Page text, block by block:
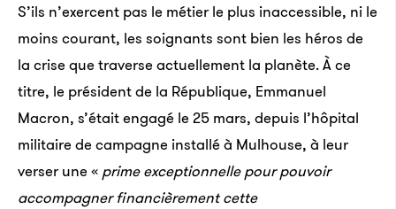
S’ils n’exercent pas le métier le plus inaccessible, ni le
moins courant, les soignants sont bien les héros de
la crise que traverse actuellement la planète. À ce
titre, le président de la République, Emmanuel
Macron, s’était engagé le 25 mars, depuis l’hôpital
militaire de campagne installé à Mulhouse, à leur
verser une « prime exceptionnelle pour pouvoir
accompagner financièrement cette